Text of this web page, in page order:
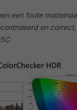
een foute
en